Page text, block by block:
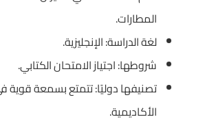
المطارات.
لغة الدراسة: الإنجليزية.
شروطها: اجتياز الامتحان الكتابي.
تصنيفها دوليًا: تتمتع بسمعة قوية
الأكاديمية.